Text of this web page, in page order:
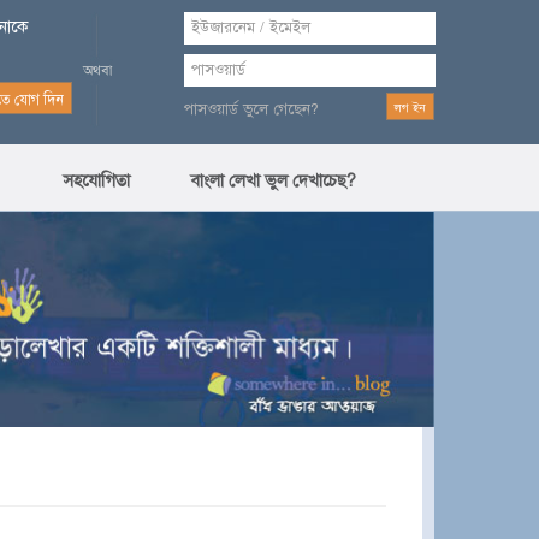
পাসওয়ার্ড ভুলে গেছেন?
সহযোগিতা বাংলা লেখা ভুল দেখাচেছ?